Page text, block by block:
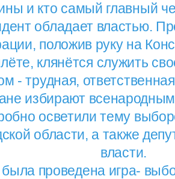
и кто самый главный
обладает властью.
положив руку на
клянётся служить
- трудная,
избирают
осветили тему
области, а также
власти.
проведена игра-